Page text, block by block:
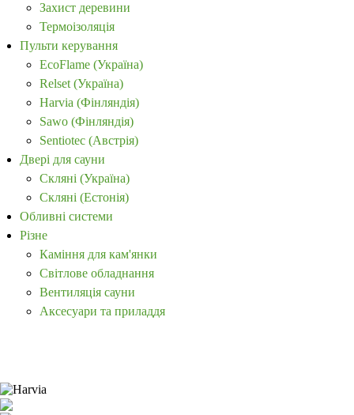
Захист деревини
Термоізоляція
Пульти керування
EcoFlame (Україна)
Relset (Україна)
Harvia (Фінляндія)
Sawo (Фінляндія)
Sentiotec (Австрія)
Двері для сауни
Скляні (Україна)
Скляні (Естонія)
Обливні системи
Різне
Каміння для кам'янки
Світлове обладнання
Вентиляція сауни
Аксесуари та приладдя